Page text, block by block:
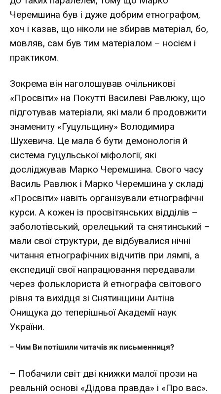
Черемшина був і дуже добрим етнографом,
хоч і казав, що ніколи не збирав матеріал, бо,
мовляв, сам був тим матеріалом – носієм і
практиком.
Зокрема він наголошував очільникові
«Просвіти» на Покутті Василеві Равлюку, що
підготував матеріали, які мали б продовжити
знамениту «Гуцульщину» Володимира
Шухевича. Це мала б бути демонологія й
система гуцульської міфології, які
досліджував Марко Черемшина. Свого часу
Василь Равлюк і Марко Черемшина у складі
«Просвіти» навіть організували етнографічні
курси. А кожен із просвітянських відділів –
заболотівський, орелецький та снятинський –
мали свої структури, де відбувалися нічні
читання етнографічних відчитів при лямпі, а
експедиції свої напрацювання передавали
через фольклориста й етнографа світового
рівня та вихідця зі Снятинщини Антіна
Онищука до теперішньої Академії наук
України.
– Чим Ви потішили читачів як письменниця?
– Побачили світ дві книжки малої прози на
реальній основі «Дідова правда» і «Про вас».